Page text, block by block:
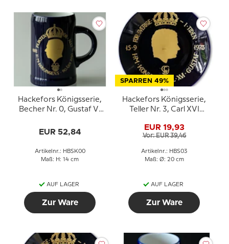
Hackefors Königsserie,
Becher Nr. 0, Gustaf VI
EUR 52,84
Artikelnr.: HBSK00
Maß: H: 14 cm
AUF LAGER
Zur Ware
SPARREN 49%
Hackefors Königsserie,
Teller Nr. 3, Carl XVI
EUR 19,93
Vor: EUR 39,46
Artikelnr.: HBS03
Maß: Ø: 20 cm
AUF LAGER
Zur Ware